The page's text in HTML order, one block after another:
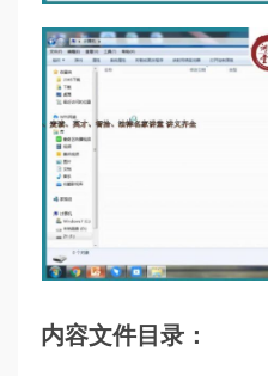
内容文件目录：